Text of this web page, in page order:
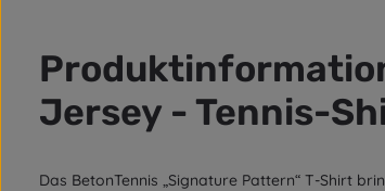
Jersey - Tennis-
Das BetonTennis „Signature Pattern“ T-Shirt